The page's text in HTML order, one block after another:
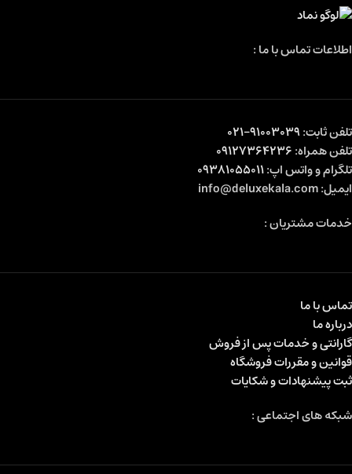
اطلاعات تماس با ما :
تلفن ثابت:91003039-021
تلفن همراه:09127364236
تلگرام و واتس اپ:09381055011
ایمیل: info@deluxekala.com
خدمات مشتریان :
تماس با ما
درباره ما
گارانتی و خدمات پس از فروش
قوانین و مقررات فروشگاه
ثبت پیشنهادات و شکایات
شبکه های اجتماعی :